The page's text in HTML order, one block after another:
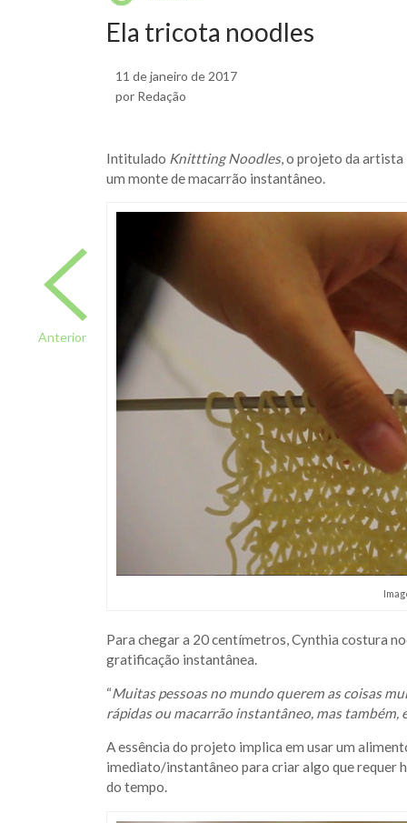
Anterior
Ela tricota noodles
11 de janeiro de 2017
por Redação
Intitulado Knittting Noodles, o projeto da artista
um monte de macarrão instantâneo.
Para chegar a 20 centímetros, Cynthia costura
gratificação instantânea.
“Muitas pessoas no mundo querem as coisas
rápidas ou macarrão instantâneo, mas também,
A essência do projeto implica em usar um
imediato/instantâneo para criar algo que requer
do tempo.